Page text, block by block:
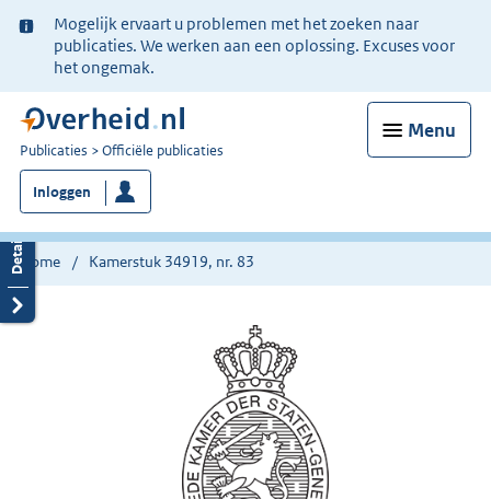
Ter
informatie:
Mogelijk ervaart u problemen met het zoeken naar
publicaties. We werken aan een oplossing. Excuses voor
het ongemak.
Menu
U
bent
nu
hier:
Publicaties Officiële publicaties
Inloggen
Home Kamerstuk 34919, nr. 83